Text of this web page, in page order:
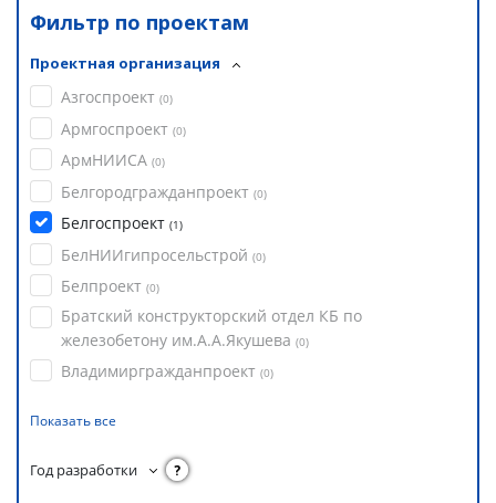
Фильтр по проектам
Проектная организация
Азгоспроект (0)
Армгоспроект (0)
АрмНИИСА (0)
Белгородгражданпроект (0)
Белгоспроект (1)
БелНИИгипросельстрой (0)
Белпроект (0)
Братский конструкторский отдел КБ по
железобетону им.А.А.Якушева (0)
Владимиргражданпроект (0)
Показать все
Год разработки ?